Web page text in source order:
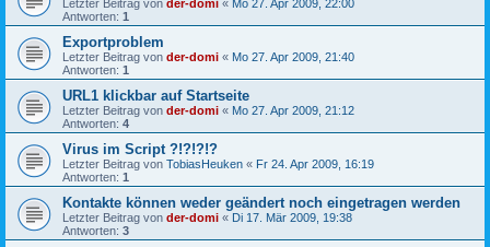
Letzter Beitrag von der-domi « Mo 27. Apr 2009, 22:00
Antworten: 1
Exportproblem
Letzter Beitrag von der-domi « Mo 27. Apr 2009, 21:40
Antworten: 1
URL1 klickbar auf Startseite
Letzter Beitrag von der-domi « Mo 27. Apr 2009, 21:12
Antworten: 4
Virus im Script ?!?!?!?
Letzter Beitrag von TobiasHeuken « Fr 24. Apr 2009, 16:19
Antworten: 1
Kontakte können weder geändert noch eingetragen werden
Letzter Beitrag von der-domi « Di 17. Mär 2009, 19:38
Antworten: 3